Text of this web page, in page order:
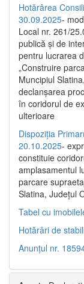
Hotărârea
30.09.2025-
Local nr. 261/
publică şi de
pentru lucrarea
„Construire
Muncipiul
declanşarea
în coridorul de
ulterioare
Dispoziția
20.10.2025-
constituie
amplasamentul
parcare
Slatina, Județul
Tabel cu
Hotărâri de
Anunțul nr.